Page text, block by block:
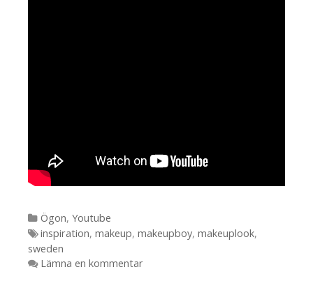
Kategorier
Ögon, Youtube
Etiketter
inspiration, makeup, makeupboy, makeuplook,
sweden
Lämna en kommentar